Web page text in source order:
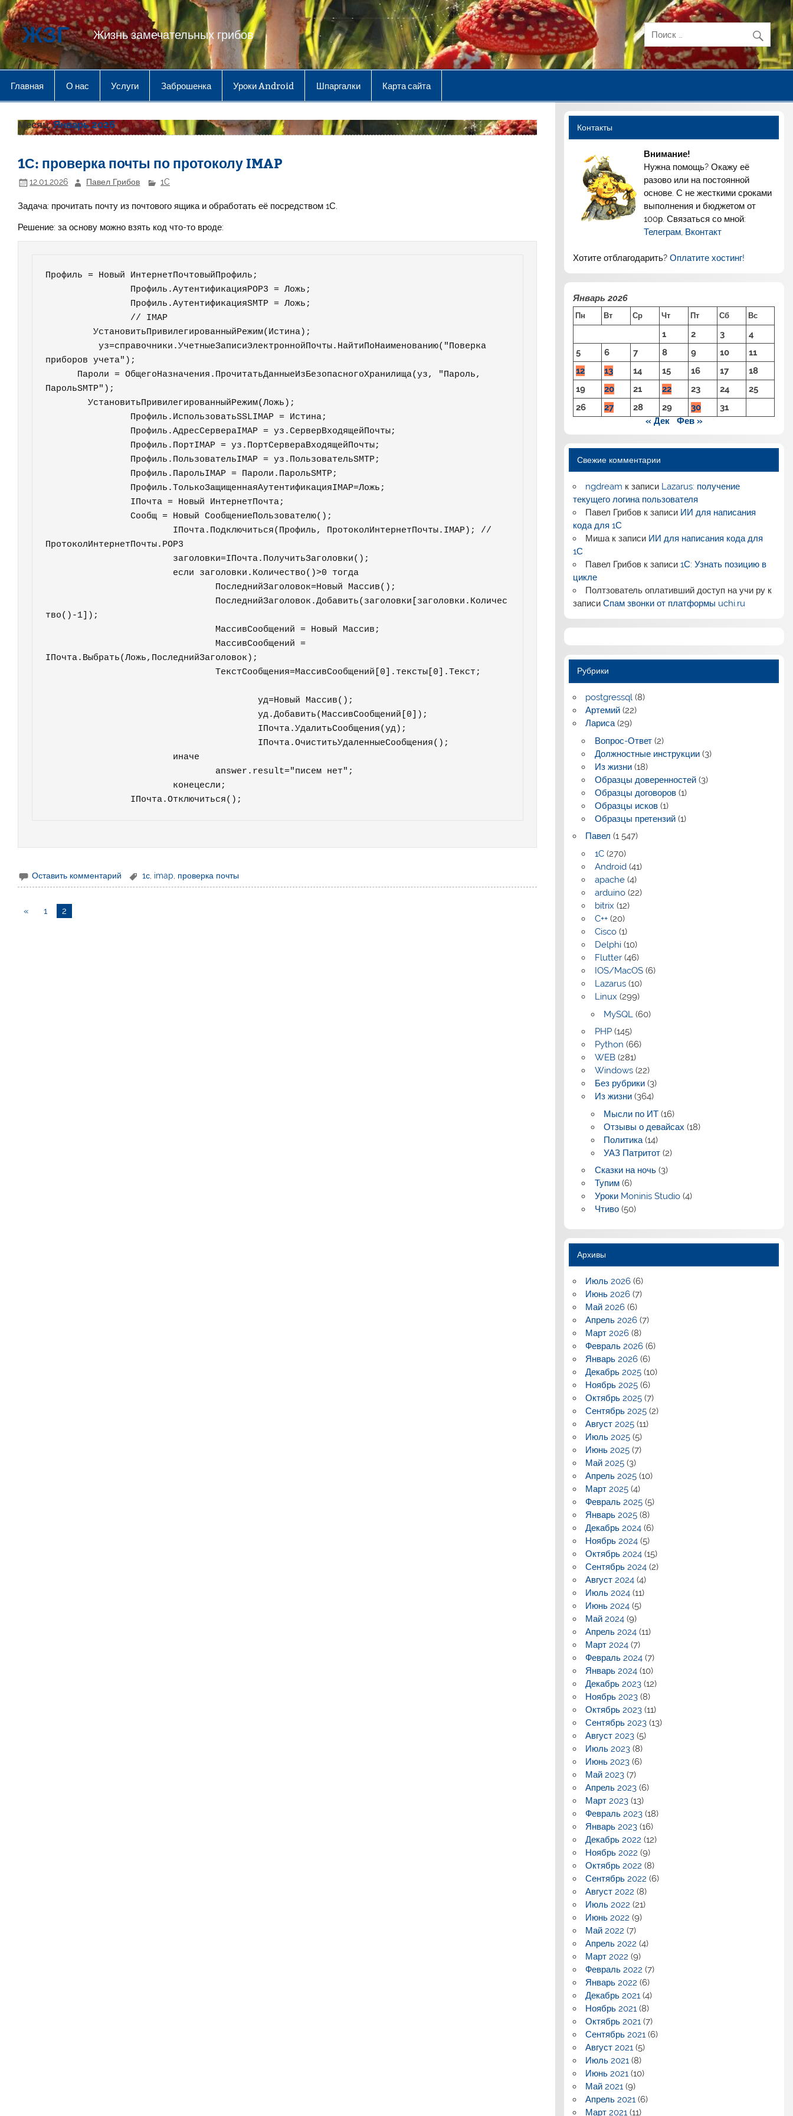
Перейти
к
содержимому
ЖЗГ Жизнь замечательных грибов
Главная О нас Услуги Заброшенка Уроки Android Шпаргалки Карта сайта
Месяц:Январь 2026
1С: проверка почты по протоколу IMAP
12.01.2026 Павел Грибов 1C
Задача: прочитать почту из почтового ящика и обработать её посредством 1С.
Решение: за основу можно взять код что-то вроде:
Профиль = Новый ИнтернетПочтовыйПрофиль;
приборов учета");
ПарольSMTP");
	УстановитьПривилегированныйРежим(Ложь);
		Сообщ = Новый СообщениеПользователю();
ПротоколИнтернетПочты.POP3
тво()-1]);
IПочта.Выбрать(Ложь,ПоследнийЗаголовок);
				ТекстСообщения=МассивСообщений[0].тексты[0].Текст;
					уд=Новый Массив();
					уд.Добавить(МассивСообщений[0]);
Оставить комментарий 1с imap проверка почты
« 1 2
Контакты
Внимание!
Нужна помощь? Окажу её
разово или на постоянной
основе. С не жесткими сроками
выполнения и бюджетом от
100р. Связаться со мной:
Телеграм Вконтакт
Хотите отблагодарить?Оплатите хостинг!
Январь 2026
Пн Вт Ср Чт Пт Сб Вс
1 2 3
4
5
6 7 8 9 10
11
12
13 14 15 16 17
18
19
20 21 22 23 24
25
26
27 28 29 30
31
« Дек
Фев »
Свежие комментарии
ngdream к записи Lazarus: получение
текущего логина пользователя
Павел Грибов к записи ИИ для написания
кода для 1С
Мишак записи ИИ для написания кода для
1С
Павел Грибов к записи1С: Узнать позицию в
цикле
Полтзователь оплативший доступ на учи ру к
записиСпам звонки от платформы uchi.ru
Рубрики
postgressql (8)
Артемий (22)
Лариса(29)
Вопрос-Ответ(2)
Должностные инструкции(3)
Из жизни(18)
Образцы доверенностей(3)
Образцы договоров(1)
Образцы исков(1)
Образцы претензий(1)
Павел (1 547)
1C(270)
Android(41)
apache(4)
arduino(22)
bitrix (12)
C++(20)
Cisco(1)
Delphi(10)
Flutter(46)
IOS/MacOS(6)
Lazarus(10)
Linux (299)
MySQL(60)
PHP(145)
Python (66)
WEB(281)
Windows(22)
Без рубрики(3)
Из жизни(364)
Мысли по ИТ(16)
Отзывы о девайсах (18)
Политика(14)
УАЗ Патритот(2)
Сказки на ночь(3)
Тупим(6)
Уроки Moninis Studio(4)
Чтиво(50)
Архивы
Июль 2026 (6)
Июнь 2026 (7)
Май 2026 (6)
Апрель 2026 (7)
Март 2026 (8)
Февраль 2026 (6)
Январь 2026 (6)
Декабрь 2025 (10)
Ноябрь 2025 (6)
Октябрь 2025 (7)
Сентябрь 2025 (2)
Август 2025 (11)
Июль 2025 (5)
Июнь 2025 (7)
Май 2025 (3)
Апрель 2025 (10)
Март 2025 (4)
Февраль 2025 (5)
Январь 2025 (8)
Декабрь 2024 (6)
Ноябрь 2024 (5)
Октябрь 2024 (15)
Сентябрь 2024 (2)
Август 2024 (4)
Июль 2024 (11)
Июнь 2024 (5)
Май 2024 (9)
Апрель 2024 (11)
Март 2024 (7)
Февраль 2024 (7)
Январь 2024 (10)
Декабрь 2023 (12)
Ноябрь 2023 (8)
Октябрь 2023 (11)
Сентябрь 2023 (13)
Август 2023 (5)
Июль 2023 (8)
Июнь 2023 (6)
Май 2023 (7)
Апрель 2023 (6)
Март 2023 (13)
Февраль 2023 (18)
Январь 2023 (16)
Декабрь 2022 (12)
Ноябрь 2022 (9)
Октябрь 2022 (8)
Сентябрь 2022 (6)
Август 2022 (8)
Июль 2022 (21)
Июнь 2022 (9)
Май 2022 (7)
Апрель 2022 (4)
Март 2022 (9)
Февраль 2022 (7)
Январь 2022 (6)
Декабрь 2021 (4)
Ноябрь 2021 (8)
Октябрь 2021 (7)
Сентябрь 2021 (6)
Август 2021 (5)
Июль 2021 (8)
Июнь 2021 (10)
Май 2021 (9)
Апрель 2021 (6)
Март 2021 (11)